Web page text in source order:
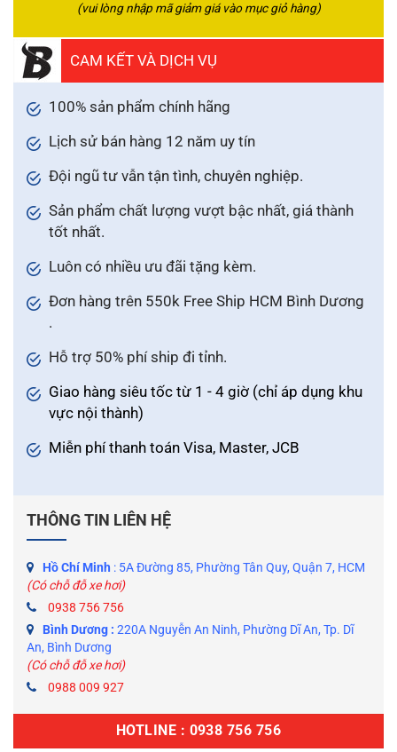
(vui lòng nhập mã giảm giá vào mục giỏ hàng)
CAM KẾT VÀ DỊCH VỤ
100% sản phẩm chính hãng
Lịch sử bán hàng 12 năm uy tín
Đội ngũ tư vẫn tận tình, chuyên nghiệp.
Sản phẩm chất lượng vượt bậc nhất, giá thành
tốt nhất.
Luôn có nhiều ưu đãi tặng kèm.
Đơn hàng trên 550k Free Ship HCM Bình Dương
.
Hỗ trợ 50% phí ship đi tỉnh.
Giao hàng siêu tốc từ 1 - 4 giờ (chỉ áp dụng khu
vực nội thành)
Miễn phí thanh toán Visa, Master, JCB
THÔNG TIN LIÊN HỆ
Hồ Chí Minh : 5A Đường 85, Phường Tân Quy, Quận 7, HCM
(Có chỗ đỗ xe hơi)
0938 756 756
Bình Dương : 220A Nguyễn An Ninh, Phường Dĩ An, Tp. Dĩ
An, Bình Dương
(Có chỗ đỗ xe hơi)
0988 009 927
HOTLINE : 0938 756 756